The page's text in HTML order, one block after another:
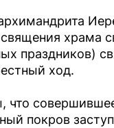
храма
праздников)
ход.
покров